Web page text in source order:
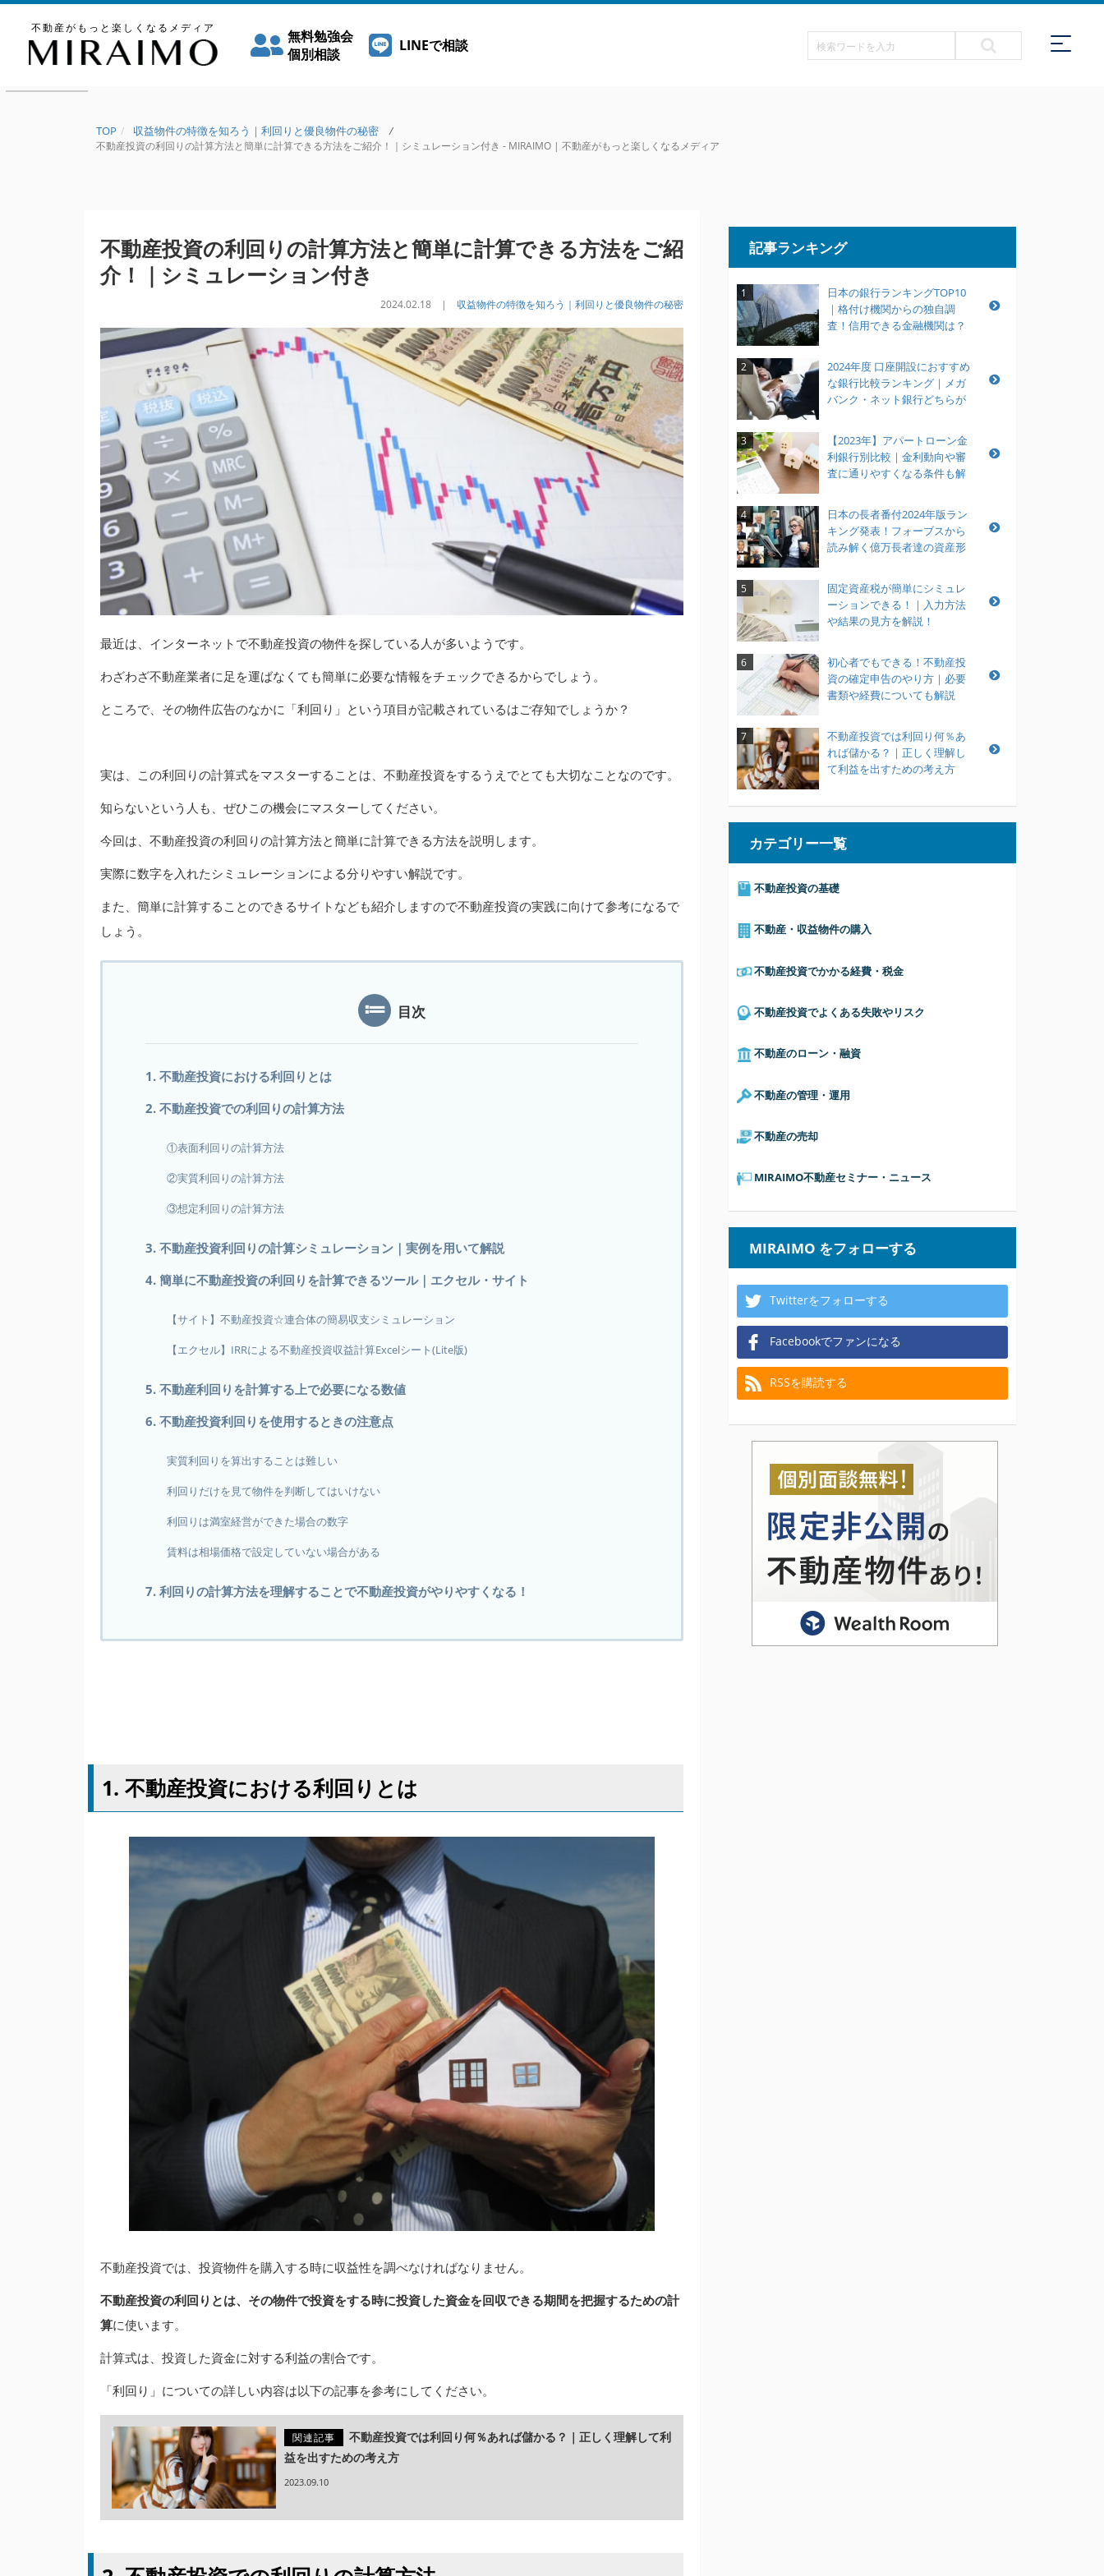
不動産がもっと楽しくなるメディア
無料勉強会
個別相談
LINEで相談
TOP 収益物件の特徴を知ろう｜利回りと優良物件の秘密
/
不動産投資の利回りの計算方法と簡単に計算できる方法をご紹介！｜シミュレーション付き - MIRAIMO | 不動産がもっと楽しくなるメディア
不動産投資の利回りの計算方法と簡単に計算できる方法をご紹
介！｜シミュレーション付き
2024.02.18 | 収益物件の特徴を知ろう｜利回りと優良物件の秘密
最近は、インターネットで不動産投資の物件を探している人が多いようです。
わざわざ不動産業者に足を運ばなくても簡単に必要な情報をチェックできるからでしょう。
ところで、その物件広告のなかに「利回り」という項目が記載されているはご存知でしょうか？
実は、この利回りの計算式をマスターすることは、不動産投資をするうえでとても大切なことなのです。
知らないという人も、ぜひこの機会にマスターしてください。
今回は、不動産投資の利回りの計算方法と簡単に計算できる方法を説明します。
実際に数字を入れたシミュレーションによる分りやすい解説です。
また、簡単に計算することのできるサイトなども紹介しますので不動産投資の実践に向けて参考になるで
しょう。
目次
1. 不動産投資における利回りとは
2. 不動産投資での利回りの計算方法
①表面利回りの計算方法
②実質利回りの計算方法
③想定利回りの計算方法
3. 不動産投資利回りの計算シミュレーション｜実例を用いて解説
4. 簡単に不動産投資の利回りを計算できるツール｜エクセル・サイト
【サイト】不動産投資☆連合体の簡易収支シミュレーション
【エクセル】IRRによる不動産投資収益計算Excelシート(Lite版)
5. 不動産利回りを計算する上で必要になる数値
6. 不動産投資利回りを使用するときの注意点
実質利回りを算出することは難しい
利回りだけを見て物件を判断してはいけない
利回りは満室経営ができた場合の数字
賃料は相場価格で設定していない場合がある
7. 利回りの計算方法を理解することで不動産投資がやりやすくなる！
1. 不動産投資における利回りとは
不動産投資では、投資物件を購入する時に収益性を調べなければなりません。
不動産投資の利回りとは、その物件で投資をする時に投資した資金を回収できる期間を把握するための計
算に使います。
計算式は、投資した資金に対する利益の割合です。
「利回り」についての詳しい内容は以下の記事を参考にしてください。
関連記事
不動産投資では利回り何％あれば儲かる？｜正しく理解して利
益を出すための考え方
2023.09.10
記事ランキング
1
日本の銀行ランキングTOP10
｜格付け機関からの独自調
査！信用できる金融機関は？
2
2024年度 口座開設におすすめ
な銀行比較ランキング｜メガ
バンク・ネット銀行どちらが
3
【2023年】アパートローン金
利銀行別比較｜金利動向や審
査に通りやすくなる条件も解
4
日本の長者番付2024年版ラン
キング発表！フォーブスから
読み解く億万長者達の資産形
5
固定資産税が簡単にシミュレ
ーションできる！｜入力方法
や結果の見方を解説！
6
初心者でもできる！不動産投
資の確定申告のやり方｜必要
書類や経費についても解説
7
不動産投資では利回り何％あ
れば儲かる？｜正しく理解し
て利益を出すための考え方
カテゴリー一覧
不動産投資の基礎
不動産・収益物件の購入
不動産投資でかかる経費・税金
不動産投資でよくある失敗やリスク
不動産のローン・融資
不動産の管理・運用
不動産の売却
MIRAIMO不動産セミナー・ニュース
MIRAIMO をフォローする
Twitterをフォローする
Facebookでファンになる
RSSを購読する